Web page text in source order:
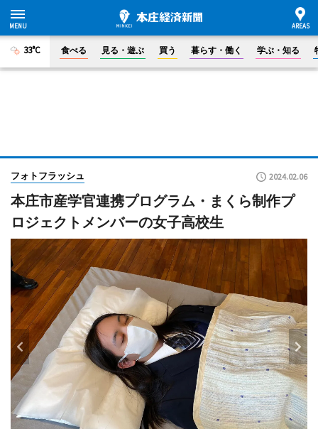
33°C 食べる 見る・遊ぶ 買う 暮らす・働く 学ぶ・知る
フォトフラッシュ 2024.02.06
本庄市産学官連携プログラム・まくら制作プ
ロジェクトメンバーの女子高校生